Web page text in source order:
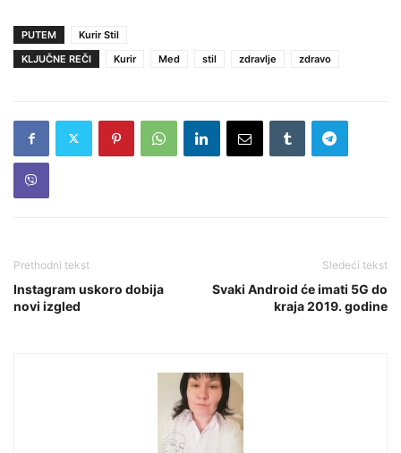
PUTEM
Kurir Stil
KLJUČNE REČI
Kurir Med stil zdravlje zdravo
Prethodni tekst
Instagram uskoro dobija
novi izgled
Sledeći tekst
Svaki Android će imati 5G do
kraja 2019. godine